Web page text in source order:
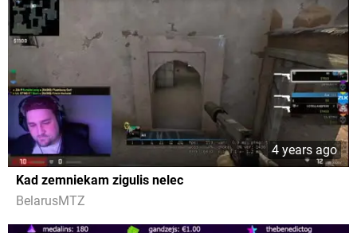
4 years ago
Kad zemniekam zigulis nelec
BelarusMTZ